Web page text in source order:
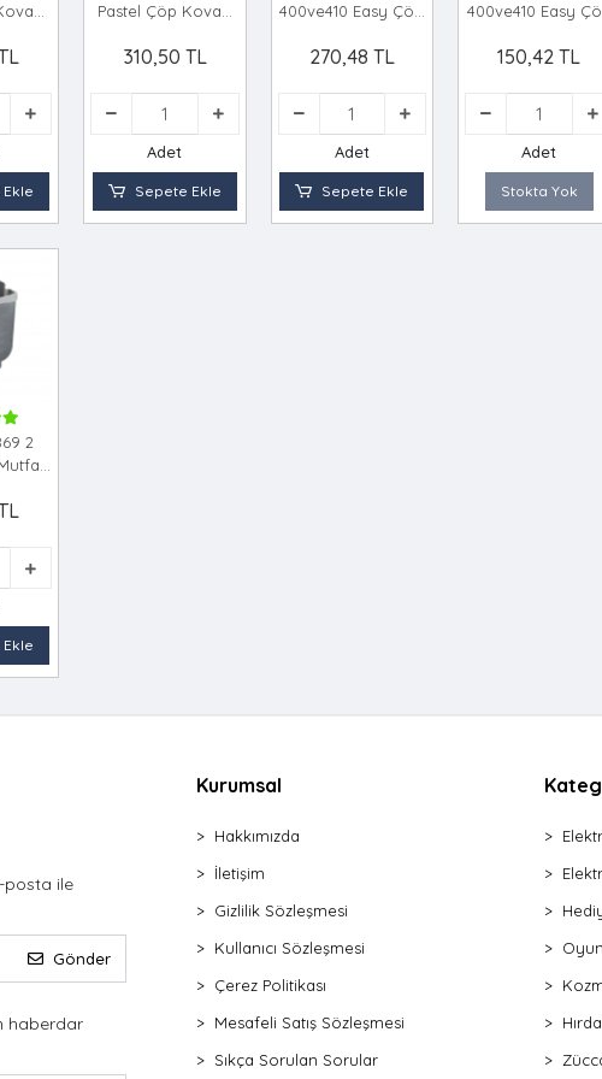
Pastel Çöp Kovasi
310,50 TL
Adet
Sepete Ekle
400ve410 Easy Çöp
270,48 TL
Adet
Sepete Ekle
400ve410 Easy Çöp
150,42 TL
Adet
Stokta Yok
2
posta ile
Gönder
haberdar
Kurumsal
Hakkımızda
İletişim
Gizlilik Sözleşmesi
Kullanıcı Sözleşmesi
Çerez Politikası
Mesafeli Satış Sözleşmesi
Sıkça Sorulan Sorular